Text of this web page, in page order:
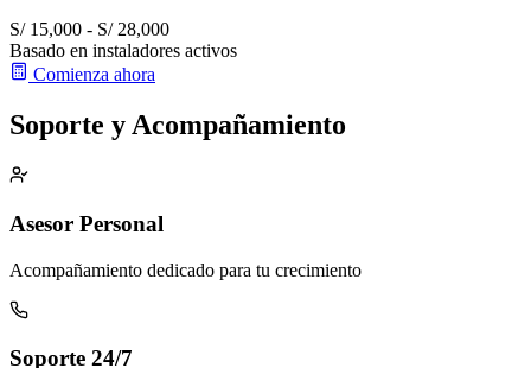
S/ 15,000 - S/ 28,000
Basado en instaladores activos
Comienza ahora
Soporte y Acompañamiento
Asesor Personal
Acompañamiento dedicado para tu crecimiento
Soporte 24/7